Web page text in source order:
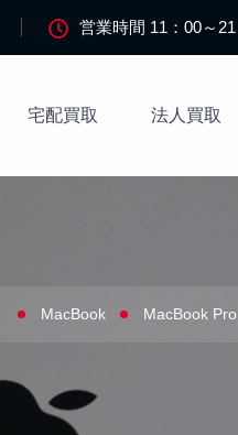
営業時間 11：00～
宅配買取 法人買取
MacBook MacBook